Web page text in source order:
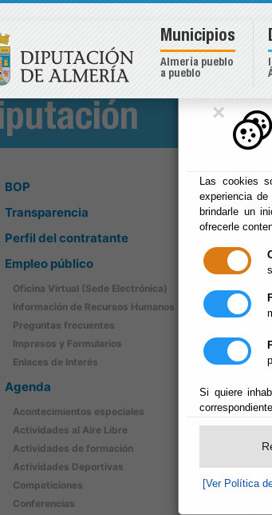
×
Las cookies
experiencia
brindarle un
ofrecerle
Si quiere
[Ver Política
BOP
Transparencia
Perfil del contratante
Empleo público
Oficina Virtual (Sede Electrónica)
Información de Recursos Humanos
Preguntas frecuentes
Impresos y Formularios
Enlaces de Interés
Agenda
Acontecimientos especiales
Actividades al Aire Libre
Actividades de formación
Actividades Deportivas
Competiciones
Conferencias
Municipios
Almería pueblo
a pueblo